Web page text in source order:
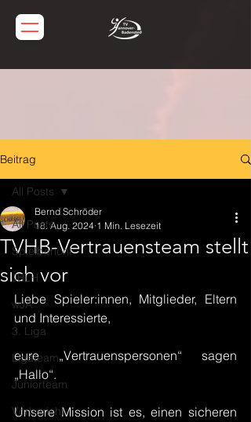
Beitrag
All Posts
Spielbericht
JBLH
wJA
3. Liga
Ligateam
Juniorteam
Vorbericht
All Posts
TVHB-Vertrauensteam stellt
sich vor
Bernd Schröder
18. Aug. 2024 1 Min. Lesezeit
Liebe Spieler:innen, Mitglieder, Eltern
und Interessierte,
eure „Vertrauenspersonen“ sagen
„Hallo“.
Unsere Mission ist es, einen sicheren